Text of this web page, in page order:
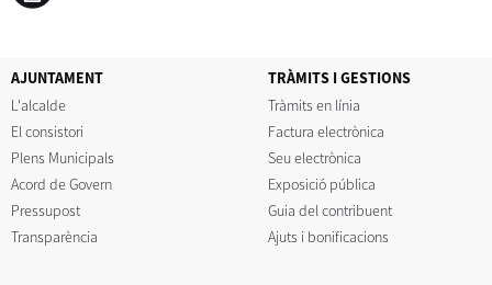
AJUNTAMENT
L'alcalde
El consistori
Plens Municipals
Acord de Govern
Pressupost
Transparència
TRÀMITS I GESTIONS
Tràmits en línia
Factura electrònica
Seu electrònica
Exposició pública
Guia del contribuent
Ajuts i bonificacions